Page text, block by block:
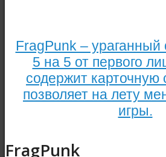
FragPunk –
5 на 5 от первого
содержит карточную
позволяет на лету
игры.
FragPunk